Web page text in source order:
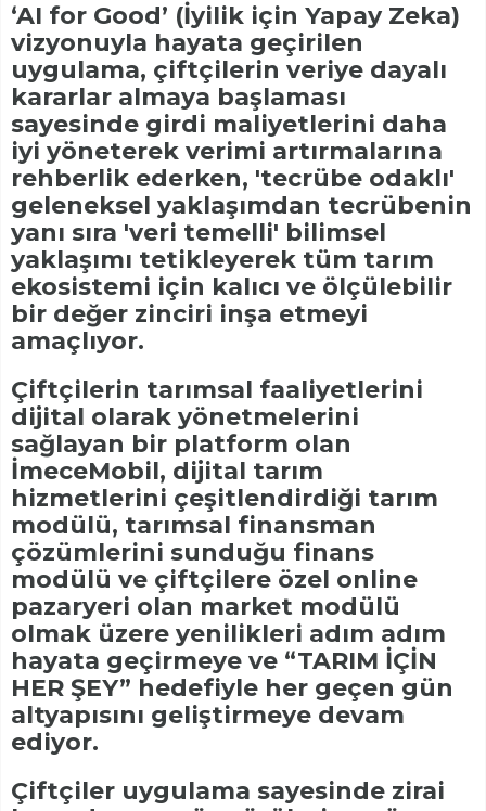
‘AI for Good’ (İyilik için Yapay Zeka)
vizyonuyla hayata geçirilen
uygulama, çiftçilerin veriye dayalı
kararlar almaya başlaması
sayesinde girdi maliyetlerini daha
iyi yöneterek verimi artırmalarına
rehberlik ederken, 'tecrübe odaklı'
geleneksel yaklaşımdan tecrübenin
yanı sıra 'veri temelli' bilimsel
yaklaşımı tetikleyerek tüm tarım
ekosistemi için kalıcı ve ölçülebilir
bir değer zinciri inşa etmeyi
amaçlıyor.
Çiftçilerin tarımsal faaliyetlerini
dijital olarak yönetmelerini
sağlayan bir platform olan
İmeceMobil, dijital tarım
hizmetlerini çeşitlendirdiği tarım
modülü, tarımsal finansman
çözümlerini sunduğu finans
modülü ve çiftçilere özel online
pazaryeri olan market modülü
olmak üzere yenilikleri adım adım
hayata geçirmeye ve “TARIM İÇİN
HER ŞEY” hedefiyle her geçen gün
altyapısını geliştirmeye devam
ediyor.
Çiftçiler uygulama sayesinde zirai